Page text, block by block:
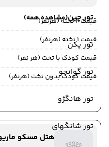
تور چین(مشاهده همه)
تور پکن
تور گوانجو
تور هانگژو
تور شانگهای
قیمت 2 تخته (هرنفر)
قیمت 1 تخته (هرنفر)
قیمت کودک با تخت (هر نفر)
قیمت کودک بدون تخت (هرنفر)
هتل مسکو